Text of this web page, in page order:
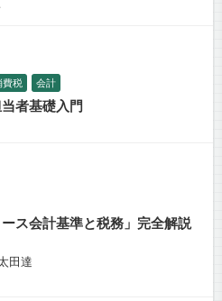
費税 会計
者基礎入門
ース会計基準と税務」完全解説
田達